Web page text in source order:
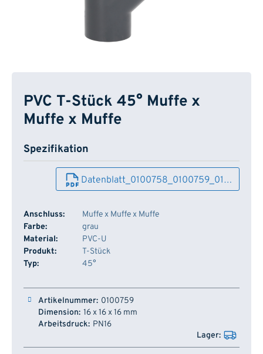
PVC T-Stück 45° Muffe x
Muffe x Muffe
Spezifikation
Datenblatt_0100758_0100759_01…
Anschluss:
Muffe x Muffe x Muffe
Farbe:
grau
Material:
PVC-U
Produkt:
T-Stück
Typ:
45°
Artikelnummer Dimension
0100759
16 x 16 x 16 mm
PN16